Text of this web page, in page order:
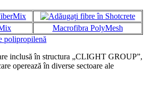
Macrofibra PolyMesh
inclusă în structura „CLIGHT GROUP”,
operează în diverse sectoare ale